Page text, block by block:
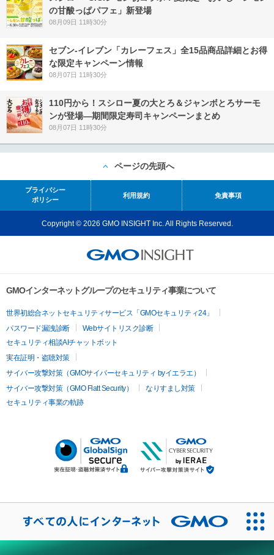
の甘酸っぱパフェ」新登場
08月09日 11時30分
セブン‐イレブン「カレーフェス」全15品商品詳細とお得
な限定キャンペーン情報
08月07日 11時30分
110円から！スシロー夏の大とろ＆ジャンボとろサーモ
ンが登場―期間限定寿司キャンペーンまとめ
08月07日 11時30分
ページの先頭へ
プライバシー
ポリシー
利用規約 免責事項
Copyright © 2026 GMO INSIGHT Inc. All Rights Reserved.
GMOインターネットグループのセキュリティ事業について
世界初総合ネットセキュリティサービス「GMOセキュリティ24」
パスワード漏洩診断
Webサイトリスク診断
セキュリティ相談AIチャットボット
実在証明・盗聴対策
サイバー攻撃対策（GMOサイバーセキュリティ byイエラエ）
サイバー攻撃対策（GMO Flatt Security）
なりすまし対策
セキュリティ事業の軌跡